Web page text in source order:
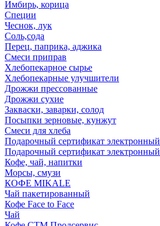
Имбирь, корица
Специи
Чеснок, лук
Соль,сода
Перец, паприка, аджика
Смеси приправ
Хлебопекарное сырье
Хлебопекарные улучшители
Дрожжи прессованные
Дрожжи сухие
Закваски, заварки, солод
Посыпки зерновые, кунжут
Смеси для хлеба
Подарочный сертификат электронный
Подарочный сертификат электронный
Кофе, чай, напитки
Морсы, смузи
КОФЕ MIKALE
Чай пакетированный
Кофе Face to Face
Чай